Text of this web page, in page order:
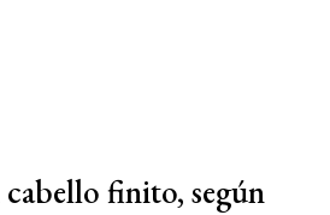
finito, según